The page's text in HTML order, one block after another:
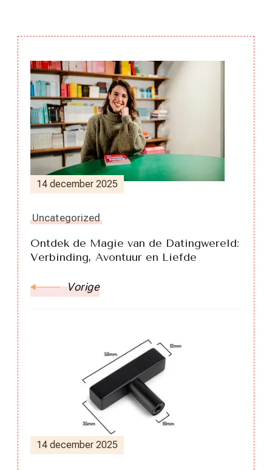
Berichtnavigatie
14 december 2025
Uncategorized
Ontdek de Magie van de Datingwereld:
Verbinding, Avontuur en Liefde
Vorige
14 december 2025